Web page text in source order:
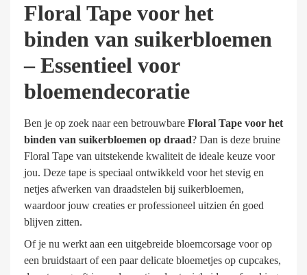
Floral Tape voor het
binden van suikerbloemen
– Essentieel voor
bloemendecoratie
Ben je op zoek naar een betrouwbare Floral Tape voor het
binden van suikerbloemen op draad? Dan is deze bruine
Floral Tape van uitstekende kwaliteit de ideale keuze voor
jou. Deze tape is speciaal ontwikkeld voor het stevig en
netjes afwerken van draadstelen bij suikerbloemen,
waardoor jouw creaties er professioneel uitzien én goed
blijven zitten.
Of je nu werkt aan een uitgebreide bloemcorsage voor op
een bruidstaart of een paar delicate bloemetjes op cupcakes,